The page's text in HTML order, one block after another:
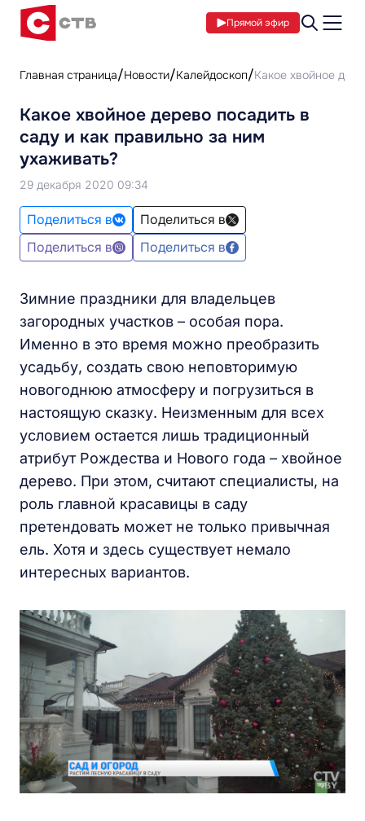
Прямой эфир
Главная страница Новости Калейдоскоп Какое хвойное
Какое хвойное дерево посадить в
саду и как правильно за ним
ухаживать?
29 декабря 2020 09:34
Поделиться в
Поделиться в
Поделиться в
Поделиться в
Зимние праздники для владельцев
загородных участков – особая пора.
Именно в это время можно преобразить
усадьбу, создать свою неповторимую
новогоднюю атмосферу и погрузиться в
настоящую сказку. Неизменным для всех
условием остается лишь традиционный
атрибут Рождества и Нового года – хвойное
дерево. При этом, считают специалисты, на
роль главной красавицы в саду
претендовать может не только привычная
ель. Хотя и здесь существует немало
интересных вариантов.